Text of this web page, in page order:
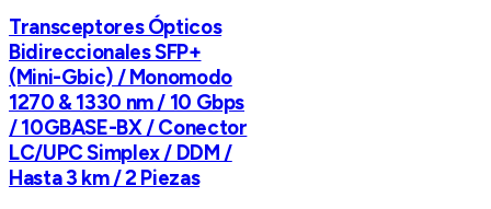
Transceptores Ópticos
Bidireccionales SFP+
(Mini-Gbic) / Monomodo
1270 & 1330 nm / 10 Gbps
/ 10GBASE-BX / Conector
LC/UPC Simplex / DDM /
Hasta 3 km / 2 Piezas